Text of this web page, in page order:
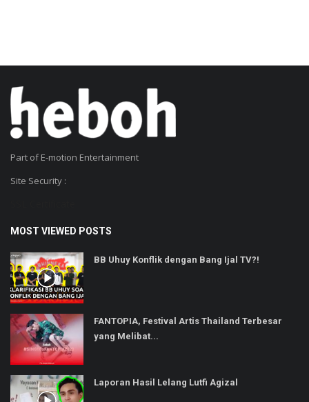
Part of E-motion Entertainment
Site Security :
MOST VIEWED POSTS
BB Uhuy Konflik dengan Bang Ijal TV?!
FANTOPIA, Festival Artis Thailand Terbesar
yang Melibat...
Laporan Hasil Lelang Lutfi Agizal